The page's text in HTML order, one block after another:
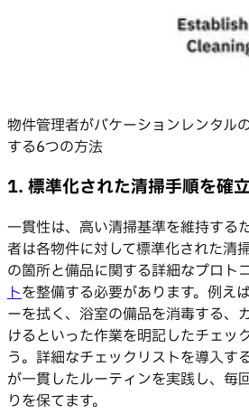
物件管理者がバケーションレンタル
する6つの方法
1. 標準化された清掃手順を確
一貫性は、高い清掃基準を維持する
者は各物件に対して標準化された清
の箇所と備品に関する詳細なプロト
トを整備する必要があります。例え
ーを拭く、浴室の備品を消毒する、
けるといった作業を明記したチェッ
う。詳細なチェックリストを導入す
が一貫したルーティンを実践し、毎
りを保てます。